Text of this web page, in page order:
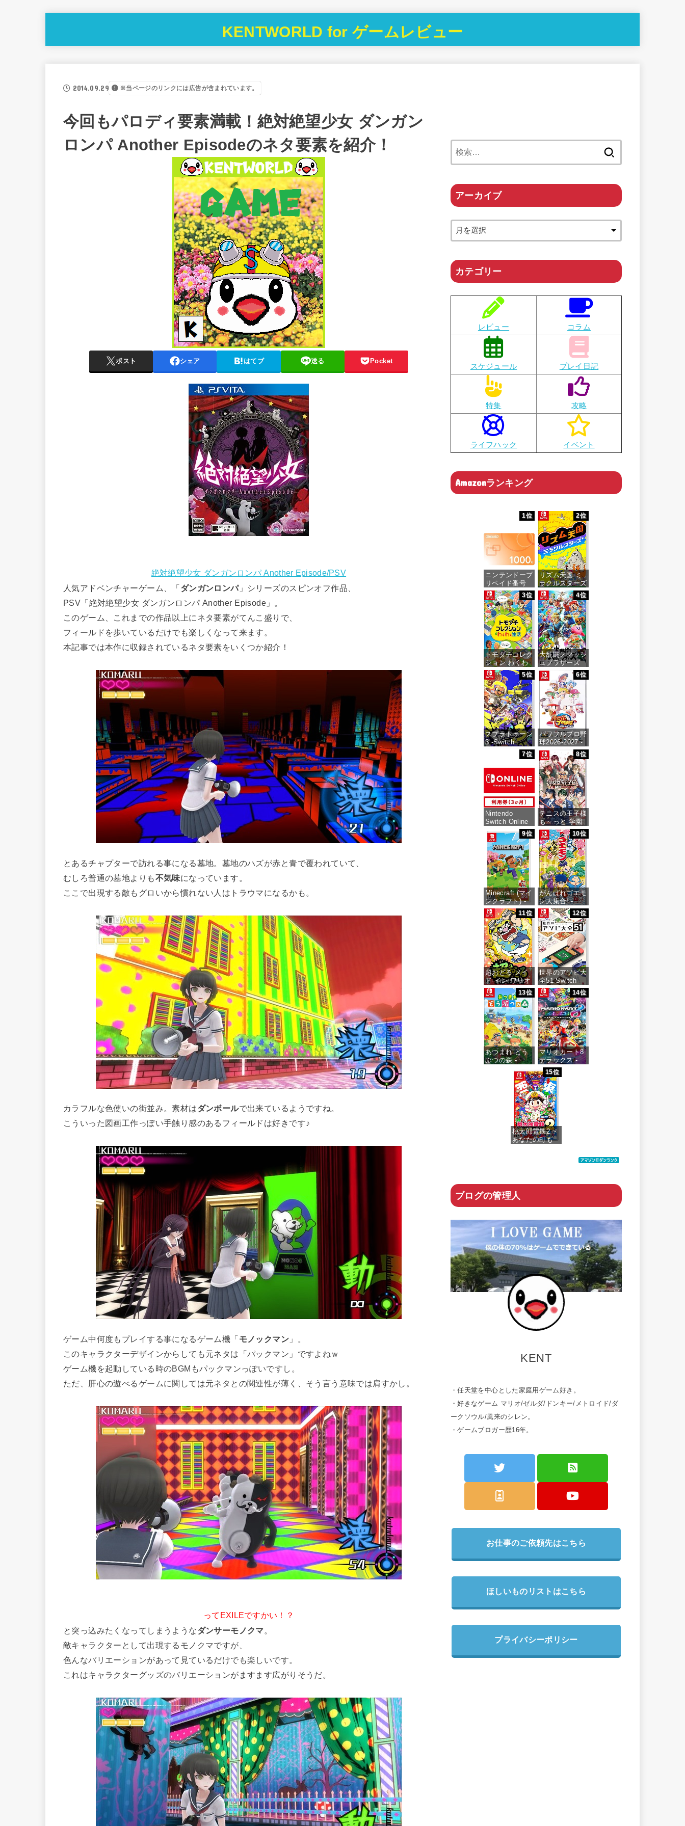
KENTWORLD for ゲームレビュー
2014.09.29 ※当ページのリンクには広告が含まれています。
今回もパロディ要素満載！絶対絶望少女 ダンガン
ロンパ Another Episodeのネタ要素を紹介！
ポスト シェア はてブ 送る Pocket
絶対絶望少女 ダンガンロンパ Another Episode/PSV
人気アドベンチャーゲーム、「ダンガンロンパ」シリーズのスピンオフ作品、
PSV「絶対絶望少女 ダンガンロンパ Another Episode」。
このゲーム、これまでの作品以上にネタ要素がてんこ盛りで、
フィールドを歩いているだけでも楽しくなって来ます。
本記事では本作に収録されているネタ要素をいくつか紹介！
とあるチャプターで訪れる事になる墓地。墓地のハズが赤と青で覆われていて、
むしろ普通の墓地よりも不気味になっています。
ここで出現する敵もグロいから慣れない人はトラウマになるかも。
カラフルな色使いの街並み。素材はダンボールで出来ているようですね。
こういった図画工作っぽい手触り感のあるフィールドは好きです♪
ゲーム中何度もプレイする事になるゲーム機「モノックマン 」。
このキャラクターデザインからしても元ネタは「パックマン」ですよねｗ
ゲーム機を起動している時のBGMもパックマンっぽいですし。
ただ、肝心の遊べるゲームに関しては元ネタとの関連性が薄く、そう言う意味では肩すかし。
ってEXILEですかい！？
と突っ込みたくなってしまうようなダンサーモノクマ 。
敵キャラクターとして出現するモノクマですが、
色んなバリエーションがあって見ているだけでも楽しいです。
これはキャラクターグッズのバリエーションがますます広がりそうだ。
アーカイブ
カテゴリー
レビュー コラム
スケジュール プレイ日記
特集 攻略
ライフハック イベント
Amazonランキング
1位
ニンテンドープ
リペイド番号
1000円|オンラ
インコード版
価格：¥1,000
2位
リズム天国 ミ
ラクルスターズ
-Switch
価格：¥5,645
3位
トモダチコレク
ション わくわ
く生活 -Switch
価格：¥6,144
4位
大乱闘スマッシ
ュブラザーズ
SPECIAL -
Switch
価格：¥6,473
5位
スプラトゥーン
3 -Switch
価格：¥5,536
6位
パワフルプロ野
球2026-2027 -
Switch
価格：¥6,927
7位
Nintendo
Switch Online
利用券(個人プ
ラン3か月)|オ
ンラインコード
版
価格：¥900
8位
テニスの王子様
も～っと 学園
祭の王子様
♡-40 and
more…
価格：¥7,159
9位
Minecraft (マイ
ンクラフト) -
Switch
価格：¥3,400
10位
がんばれゴエモ
ン大集合! -
Switch
価格：¥4,436
11位
超おどる メイ
ド イン ワリオ
-Switch
価格：¥4,073
12位
世界のアソビ大
全51-Switch
価格：¥3,655
13位
あつまれ どう
ぶつの森 -
価格：¥5,518
14位
マリオカート8
デラックス -
Switch
価格：¥5,591
15位
桃太郎電鉄2 ~
あなたの町も
ブログの管理人
KENT
・任天堂を中心とした家庭用ゲーム好き。
・好きなゲーム マリオ/ゼルダ/ドンキー/メトロイド/ダ
ークソウル/風来のシレン。
・ゲームブロガー歴16年。
お仕事のご依頼先はこちら
ほしいものリストはこちら
プライバシーポリシー